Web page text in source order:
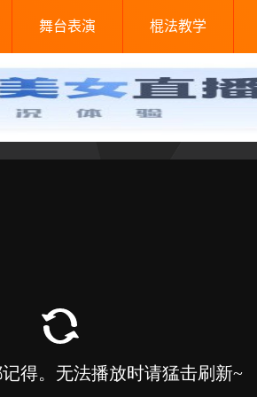
舞台表演 棍法教学